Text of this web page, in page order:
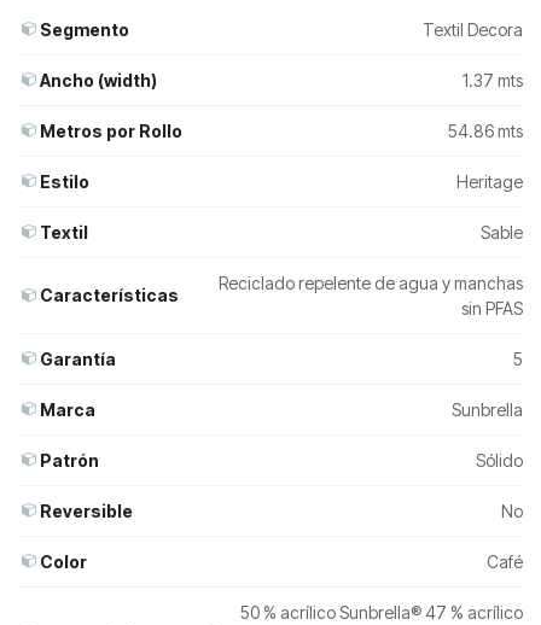
Segmento Textil Decora
Ancho (width) 1.37 mts
Metros por Rollo 54.86 mts
Estilo Heritage
Textil Sable
Características
Reciclado repelente de agua y manchas
sin PFAS
Garantía 5
Marca Sunbrella
Patrón Sólido
Reversible No
Color Café
50 % acrílico Sunbrella® 47 % acrílico